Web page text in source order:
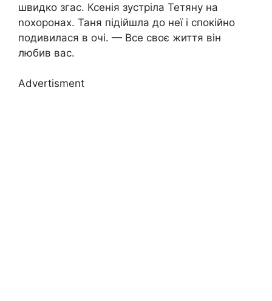
швидко згас. Ксенія зустріла Тетяну на
nохоронах. Таня підійшла до неї і спокійно
подивилася в очі. — Все своє життя він
любив вас.
Advertisment